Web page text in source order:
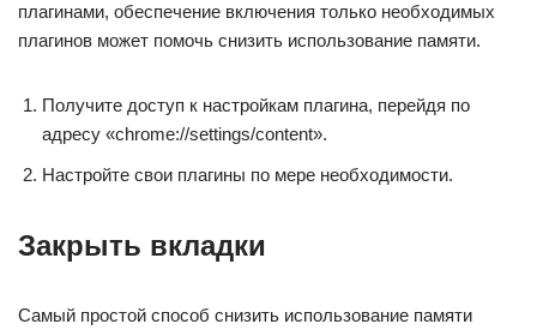
плагинами, обеспечение включения только необходимых
плагинов может помочь снизить использование памяти.
Получите доступ к настройкам плагина, перейдя по
адресу «chrome://settings/content».
Настройте свои плагины по мере необходимости.
Закрыть вкладки
Самый простой способ снизить использование памяти